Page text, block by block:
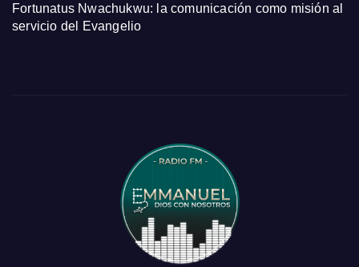
Fortunatus Nwachukwu: la comunicación como misión al
servicio del Evangelio